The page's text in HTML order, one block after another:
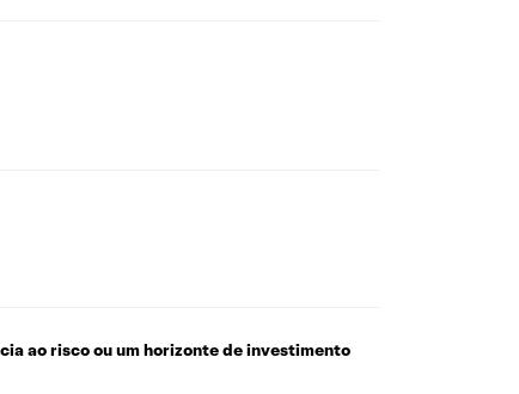
ao risco ou um horizonte de investimento